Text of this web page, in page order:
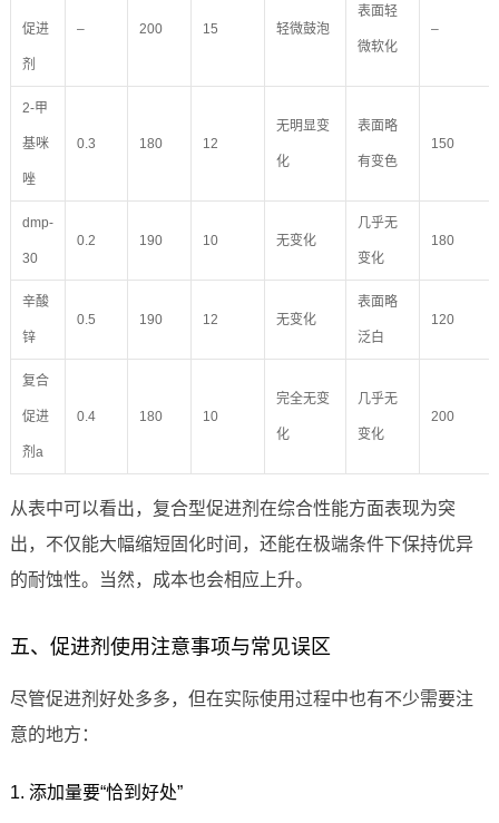
促进
剂
– 200 15 轻微鼓泡
表面轻
微软化
–
2-甲
基咪
唑
0.3 180 12
无明显变
化
表面略
有变色
150
dmp-
30
0.2 190 10 无变化
几乎无
变化
180
辛酸
锌
0.5 190 12 无变化
表面略
泛白
120
复合
促进
剂a
0.4 180 10
完全无变
化
几乎无
变化
200
从表中可以看出，复合型促进剂在综合性能方面表现为突
出，不仅能大幅缩短固化时间，还能在极端条件下保持优异
的耐蚀性。当然，成本也会相应上升。
五、促进剂使用注意事项与常见误区
尽管促进剂好处多多，但在实际使用过程中也有不少需要注
意的地方：
1. 添加量要“恰到好处”